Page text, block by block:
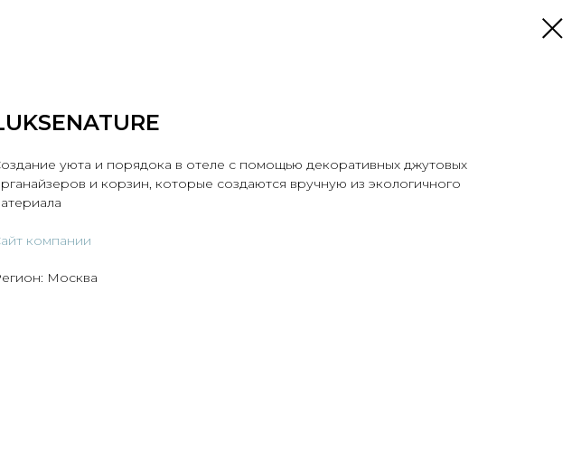
уюта и порядока в отеле с помощью декоративных джутовых
и корзин, которые создаются вручную из экологичного
компании
Москва